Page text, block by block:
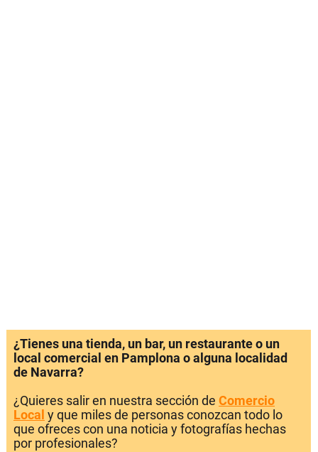
¿Tienes una tienda, un bar, un restaurante o un
local comercial en Pamplona o alguna localidad
de Navarra?
¿Quieres salir en nuestra sección de Comercio
Local y que miles de personas conozcan todo lo
que ofreces con una noticia y fotografías hechas
por profesionales?